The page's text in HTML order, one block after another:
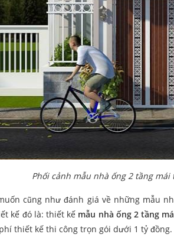
Phối cảnh mẫu nhà ống 2 tầng mái
cũng như đánh giá về những mẫu
kế đó là: thiết kế mẫu nhà ống 2 tầng
thiết kế thi công trọn gói dưới 1 tỷ đồng.